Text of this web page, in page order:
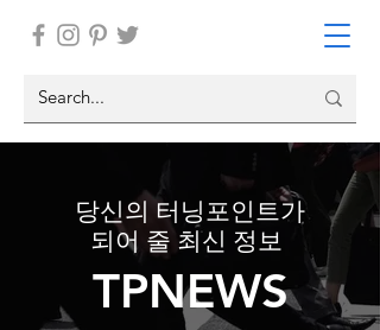
당신의 터닝포인트가
되어 줄 최신 정보
TPNEWS